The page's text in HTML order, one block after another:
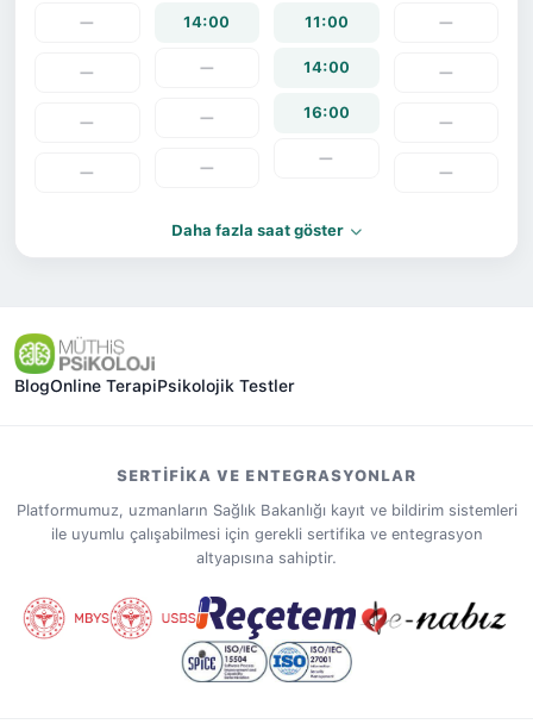
—
—
—
—
14:00
—
—
—
11:00
14:00
16:00
—
—
—
—
—
Daha fazla saat göster
BlogOnline TerapiPsikolojik Testler
SERTIFIKA VE ENTEGRASYONLAR
Platformumuz, uzmanların Sağlık Bakanlığı kayıt ve bildirim sistemleri
ile uyumlu çalışabilmesi için gerekli sertifika ve entegrasyon
altyapısına sahiptir.